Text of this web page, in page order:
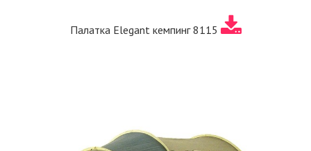
Палатка Elegant кемпинг 8115